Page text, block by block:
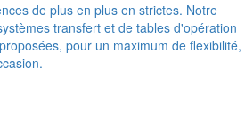
de plus en plus en strictes. Notre
transfert et de tables d'opération
pour un maximum de flexibilité,